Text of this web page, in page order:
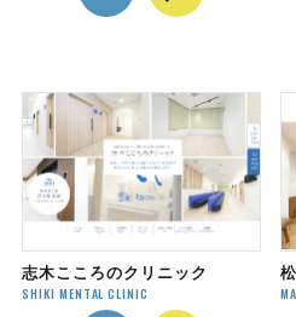
志木こころのクリニック
SHIKI MENTAL CLINIC